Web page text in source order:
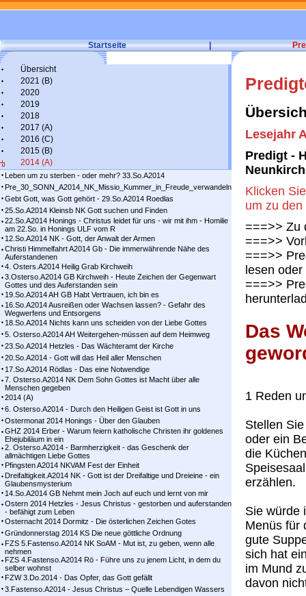
Startseite |
Übersicht
2021 (B)
2020
2019
2018
2017 (A)
2016 (C)
2015 (B)
2014 (A)
Leben um zu sterben - oder mehr? 33.So.A2014
Pre_30_SONN_A2014_NK_Missio_Kummer_in_Freude_verwandeln
Gebt Gott, was Gott gehört - 29.So.A2014 Roedlas
25.So.A2014 Kleinsb NK Gott suchen und Finden
22.So.A2014 Honings - Christus leidet für uns - wir mit ihm - Homilie
am 22.So. in Honings ULF vom R
12.So.A2014 NK - Gott, der Anwalt der Armen
Christi Himmelfahrt A2014 Gb - Die immerwährende Nähe des
Auferstandenen
4. Osters.A2014 Heilig Grab Kirchweih
3.Osterso.A2014 GB Kirchweih - Heute Zeichen der Gegenwart
Gottes und des Auferstanden sein
19.So.A2014 AH GB Habt Vertrauen, ich bin es
16.So.A2014 Ausreißen oder Wachsen lassen? - Gefahr des
Wegwerfens und Entsorgens
18.So.A2014 Nichts kann uns scheiden von der Liebe Gottes
5. Osterso.A2014 AH Weitergehen-müssen auf dem Heimweg
23.So.A2014 Hetzles - Das Wächteramt der Kirche
20.So.A2014 - Gott will das Heil aller Menschen
17.So.A2014 Rödlas - Das eine Notwendige
7. Osterso.A2014 NK Dem Sohn Gottes ist Macht über alle
Menschen gegeben
2014 (A)
6. Osterso.A2014 - Durch den Heiligen Geist ist Gott in uns
Ostermonat 2014 Honings - Über den Glauben
GHZ 2014 Erber - Warum feiern katholische Christen ihr goldenes
Ehejubiläum in ein
2. Osterso.A2014 - Barmherzigkeit - das Geschenk der
allmächtigen Liebe Gottes
Pfingsten A2014 NKVAM Fest der Einheit
Dreifaltigkeit.A2014 NK - Gott ist der Dreifaltige und Dreieine - ein
Glaubensmysterium
14.So.A2014 GB Nehmt mein Joch auf euch und lernt von mir
Ostern 2014 Hetzles - Jesus Christus - gestorben und auferstanden
- befähigt zum Leben
Osternacht 2014 Dormitz - Die österlichen Zeichen Gotes
Gründonnerstag 2014 KS Die neue göttliche Ordnung
FZS 5.Fastenso.A2014 NK SoAM - Mut ist, zu geben, wenn alle
nehmen
FZS 4.Fastenso.A2014 Rö - Führe uns zu jenem Licht, in dem du
selber wohnst
FZW 3.Do.2014 - Das Opfer, das Gott gefällt
3.Fastenso.A2014 - Jesus Christus – Quelle Lebendigen Wassers
Lesejahr
Predigt -
Klicken
um zu
===>> Zu
===>>
===>>
lesen
===>>
Das
1 Reden
Stellen
oder ein
die
erzählen.
Sie würde
Menüs für
gute
sich hat
im Mund
davon